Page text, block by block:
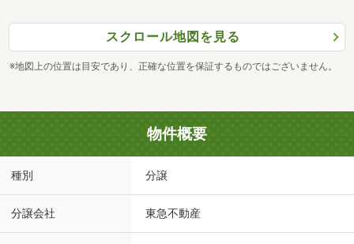
スクロール地図を見る
※地図上の位置は目安であり、正確な位置を保証するものではございません。
物件概要
種別 分譲
分譲会社 東急不動産